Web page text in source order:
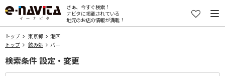
さぁ、今すぐ検索！
ナビタに掲載されている
地元のお店の情報が満載！
トップ 東京都
港区
トップ
飲み処 バー
検索条件 設定・変更